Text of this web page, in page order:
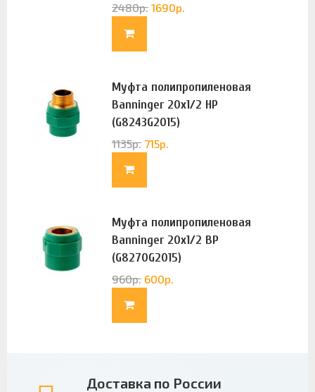
2480р. 1690р.
Муфта полипропиленовая
Banninger 20х1/2 НР
(G8243G2015)
1135р. 715р.
Муфта полипропиленовая
Banninger 20х1/2 ВР
(G8270G2015)
960р. 600р.
Доставка по России